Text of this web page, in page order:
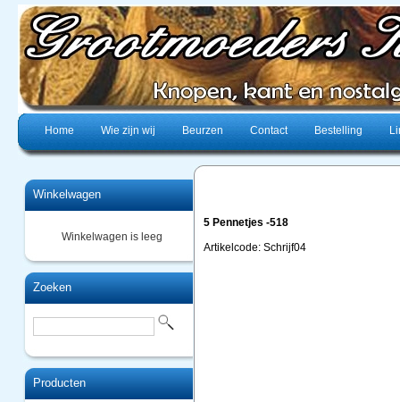
Home Wie zijn wij Beurzen Contact Bestelling
Winkelwagen
Winkelwagen is leeg
Zoeken
Producten
5 Pennetjes -518
Artikelcode: Schrijf04